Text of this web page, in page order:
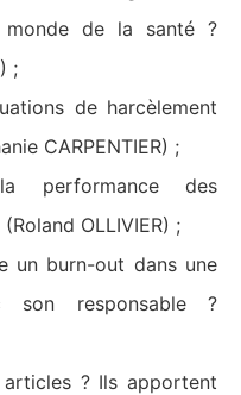
de la santé ?
;
de harcèlement
CARPENTIER) ;
performance des
OLLIVIER) ;
un burn-out dans une
son responsable ?
articles ? Ils apportent